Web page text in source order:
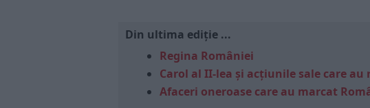
Din ultima ediție ...
Regina României
Carol al II-lea și acțiunile sale care
Afaceri oneroase care au marcat